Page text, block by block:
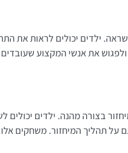
ילדים יכולים לראות את
את אנשי המקצוע
בצורה מהנה. ילדים יכולים
על תהליך המיחזור. משחקים אלו